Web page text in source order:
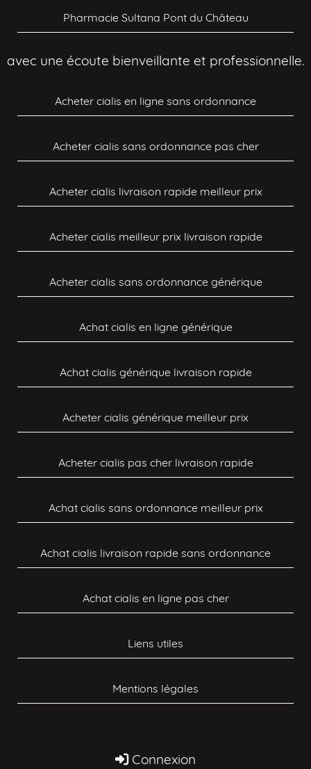
Pharmacie Sultana Pont du Château
avec une écoute bienveillante et professionnelle.
Acheter cialis en ligne sans ordonnance
Acheter cialis sans ordonnance pas cher
Acheter cialis livraison rapide meilleur prix
Acheter cialis meilleur prix livraison rapide
Acheter cialis sans ordonnance générique
Achat cialis en ligne générique
Achat cialis générique livraison rapide
Acheter cialis générique meilleur prix
Acheter cialis pas cher livraison rapide
Achat cialis sans ordonnance meilleur prix
Achat cialis livraison rapide sans ordonnance
Achat cialis en ligne pas cher
Liens utiles
Mentions légales
Connexion